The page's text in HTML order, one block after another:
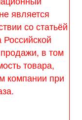
является
со статьёй
Российской
в том
товара,
компании при